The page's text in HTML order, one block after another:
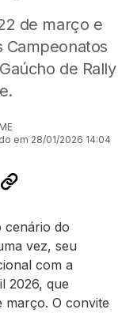
de março e
Campeonatos
de Rally
em 28/01/2026 14:04
cenário do
vez, seu
com a
2026, que
março. O convite